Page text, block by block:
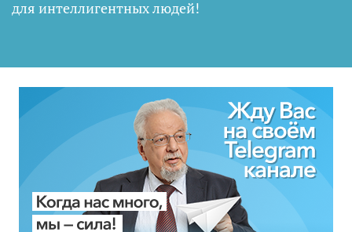
для интеллигентных людей!